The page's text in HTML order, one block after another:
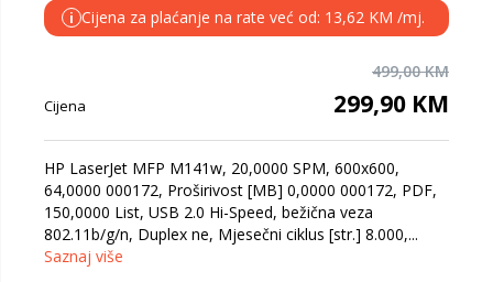
i Cijena za plaćanje na rate već od: 13,62 KM /mj.
499,00 KM
Cijena 299,90 KM
HP LaserJet MFP M141w, 20,0000 SPM, 600x600,
64,0000 000172, Proširivost [MB] 0,0000 000172, PDF,
150,0000 List, USB 2.0 Hi-Speed, bežična veza
802.11b/g/n, Duplex ne, Mjesečni ciklus [str.] 8.000,...
Saznaj više